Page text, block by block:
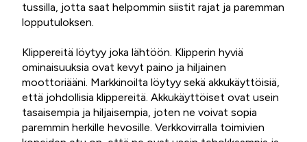
tussilla, jotta saat helpommin siistit rajat ja paremman
lopputuloksen.
Klippereitä löytyy joka lähtöön. Klipperin hyviä
ominaisuuksia ovat kevyt paino ja hiljainen
moottoriääni. Markkinoilta löytyy sekä akkukäyttöisiä,
että johdollisia klippereitä. Akkukäyttöiset ovat usein
tasaisempia ja hiljaisempia, joten ne voivat sopia
paremmin herkille hevosille. Verkkovirralla toimivien